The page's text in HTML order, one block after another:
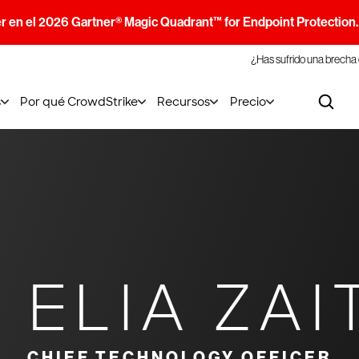
en el 2026 Gartner® Magic Quadrant™ for Endpoint
¿Has sufrido una
Por qué CrowdStrike Recursos Precio
ELIA